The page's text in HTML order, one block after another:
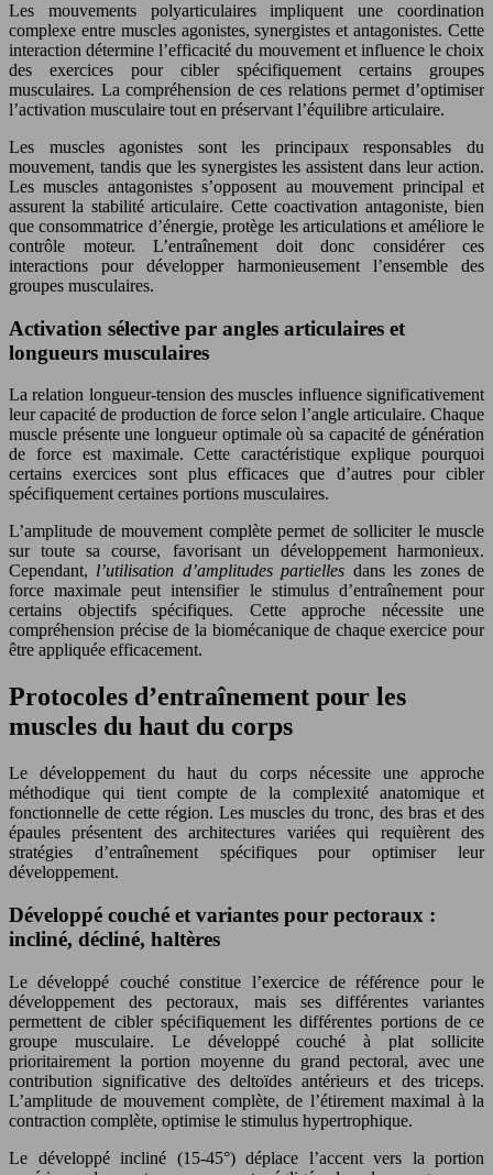
Les mouvements polyarticulaires impliquent une coordination
complexe entre muscles agonistes, synergistes et antagonistes. Cette
interaction détermine l’efficacité du mouvement et influence le choix
des exercices pour cibler spécifiquement certains groupes
musculaires. La compréhension de ces relations permet d’optimiser
l’activation musculaire tout en préservant l’équilibre articulaire.
Les muscles agonistes sont les principaux responsables du
mouvement, tandis que les synergistes les assistent dans leur action.
Les muscles antagonistes s’opposent au mouvement principal et
assurent la stabilité articulaire. Cette coactivation antagoniste, bien
que consommatrice d’énergie, protège les articulations et améliore le
contrôle moteur. L’entraînement doit donc considérer ces
interactions pour développer harmonieusement l’ensemble des
groupes musculaires.
Activation sélective par angles articulaires et
longueurs musculaires
La relation longueur-tension des muscles influence significativement
leur capacité de production de force selon l’angle articulaire. Chaque
muscle présente une longueur optimale où sa capacité de génération
de force est maximale. Cette caractéristique explique pourquoi
certains exercices sont plus efficaces que d’autres pour cibler
spécifiquement certaines portions musculaires.
L’amplitude de mouvement complète permet de solliciter le muscle
sur toute sa course, favorisant un développement harmonieux.
Cependant, l’utilisation d’amplitudes partielles dans les zones de
force maximale peut intensifier le stimulus d’entraînement pour
certains objectifs spécifiques. Cette approche nécessite une
compréhension précise de la biomécanique de chaque exercice pour
être appliquée efficacement.
Protocoles d’entraînement pour les
muscles du haut du corps
Le développement du haut du corps nécessite une approche
méthodique qui tient compte de la complexité anatomique et
fonctionnelle de cette région. Les muscles du tronc, des bras et des
épaules présentent des architectures variées qui requièrent des
stratégies d’entraînement spécifiques pour optimiser leur
développement.
Développé couché et variantes pour pectoraux :
incliné, décliné, haltères
Le développé couché constitue l’exercice de référence pour le
développement des pectoraux, mais ses différentes variantes
permettent de cibler spécifiquement les différentes portions de ce
groupe musculaire. Le développé couché à plat sollicite
prioritairement la portion moyenne du grand pectoral, avec une
contribution significative des deltoïdes antérieurs et des triceps.
L’amplitude de mouvement complète, de l’étirement maximal à la
contraction complète, optimise le stimulus hypertrophique.
Le développé incliné (15-45°) déplace l’accent vers la portion